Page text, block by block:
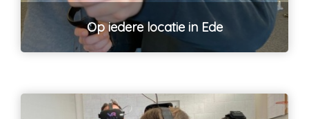
Op iedere locatie in Ede